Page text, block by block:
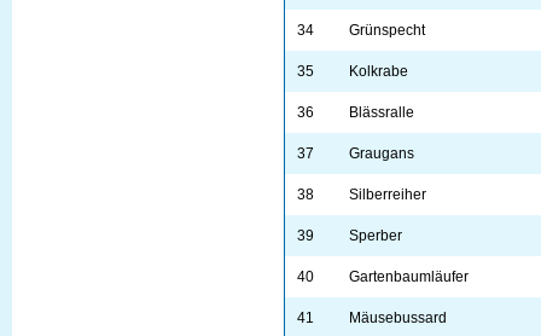
34 Grünspecht
35 Kolkrabe
36 Blässralle
37 Graugans
38 Silberreiher
39 Sperber
40 Gartenbaumläufer
41 Mäusebussard